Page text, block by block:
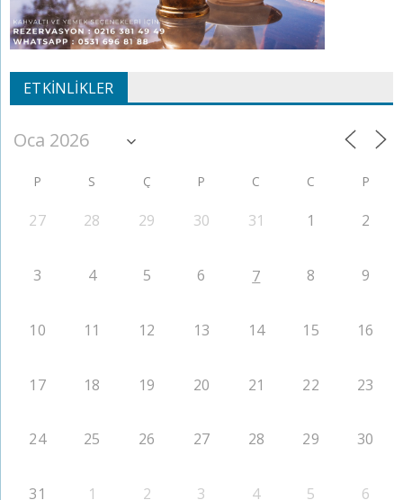
ETKINLIKLER
P S Ç P C C P
27 28 29 30 31 1 2
3 4 5 6 7 8 9
10 11 12 13 14 15 16
17 18 19 20 21 22 23
24 25 26 27 28 29 30
31 1 2 3 4 5 6